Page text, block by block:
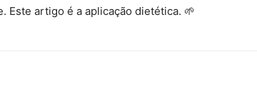
Este artigo é a aplicação dietética. 🌱